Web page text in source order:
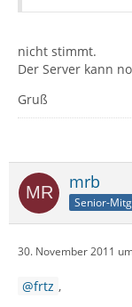
nicht stimmt.
Der Server kann
Gruß
mrb
Senior-
30. November 2011
frtz ,